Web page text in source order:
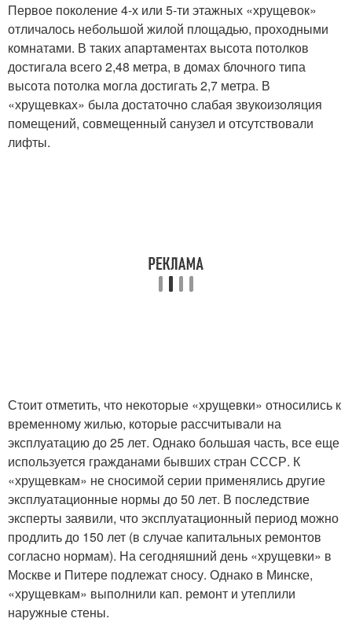
Первое поколение 4-х или 5-ти этажных «хрущевок»
отличалось небольшой жилой площадью, проходными
комнатами. В таких апартаментах высота потолков
достигала всего 2,48 метра, в домах блочного типа
высота потолка могла достигать 2,7 метра. В
«хрущевках» была достаточно слабая звукоизоляция
помещений, совмещенный санузел и отсутствовали
лифты.
Стоит отметить, что некоторые «хрущевки» относились к
временному жилью, которые рассчитывали на
эксплуатацию до 25 лет. Однако большая часть, все еще
используется гражданами бывших стран СССР. К
«хрущевкам» не сносимой серии применялись другие
эксплуатационные нормы до 50 лет. В последствие
эксперты заявили, что эксплуатационный период можно
продлить до 150 лет (в случае капитальных ремонтов
согласно нормам). На сегодняшний день «хрущевки» в
Москве и Питере подлежат сносу. Однако в Минске,
«хрущевкам» выполнили кап. ремонт и утеплили
наружные стены.